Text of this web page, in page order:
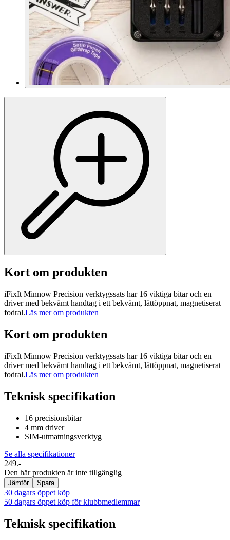
Kort om produkten
iFixIt Minnow Precision verktygssats har 16 viktiga bitar och en
driver med bekvämt handtag i ett bekvämt, lättöppnat, magnetiserat
fodral.Läs mer om produkten
Kort om produkten
iFixIt Minnow Precision verktygssats har 16 viktiga bitar och en
driver med bekvämt handtag i ett bekvämt, lättöppnat, magnetiserat
fodral.Läs mer om produkten
Teknisk specifikation
16 precisionsbitar
4 mm driver
SIM-utmatningsverktyg
Se alla specifikationer
249.-
Den här produkten är inte tillgänglig
Jämför Spara
30 dagars öppet köp
50 dagars öppet köp för klubbmedlemmar
Teknisk specifikation